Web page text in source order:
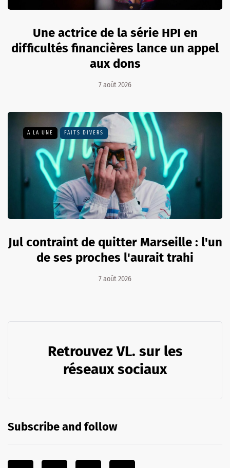
Une actrice de la série HPI en
difficultés financières lance un appel
aux dons
7 août 2026
A LA UNE FAITS DIVERS
Jul contraint de quitter Marseille : l'un
de ses proches l'aurait trahi
7 août 2026
Retrouvez VL. sur les
réseaux sociaux
Subscribe and follow